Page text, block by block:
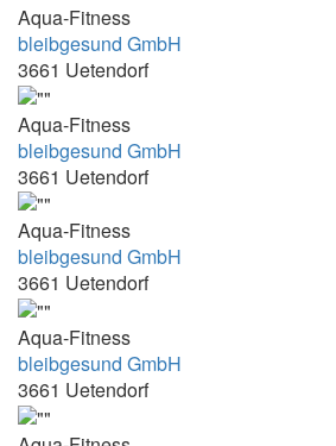
16.30-17.00 und 17.00-17.30
16.30-17:15
16.30-1900
16.30-20.00 Uhr
16:00 - 16:30
16:00 - 18:30
16:00 Uhr - 16:45 Uhr
16:00-16:30
Aqua-Fitness
bleibgesund GmbH
3661 Uetendorf
Aqua-Fitness
bleibgesund GmbH
3661 Uetendorf
Aqua-Fitness
bleibgesund GmbH
3661 Uetendorf
Aqua-Fitness
bleibgesund GmbH
3661 Uetendorf